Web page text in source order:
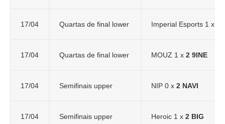
17/04 Quartas de final lower Imperial Esports 1 x
17/04 Quartas de final lower MOUZ 1 x 2 9INE
17/04 Semifinais upper NIP 0 x 2 NAVI
17/04 Semifinais upper Heroic 1 x 2 BIG